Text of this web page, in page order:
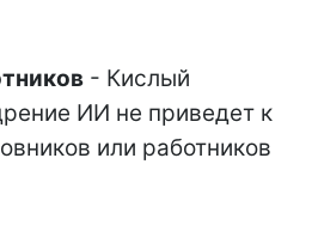
- Кислый
ИИ не приведет к
или работников